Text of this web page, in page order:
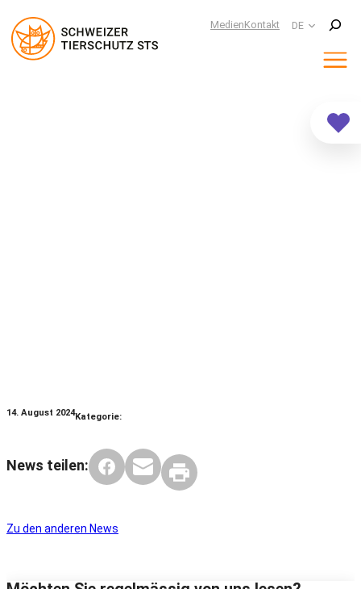
MedienKontakt DE
Suchen
14. August 2024Kategorie:
News teilen:
Zu den anderen News